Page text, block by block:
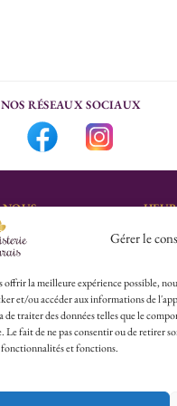
Gérer le
offrir la meilleure expérience possible,
et/ou accéder aux informations de
de traiter des données telles que le
Le fait de ne pas consentir ou de retirer
fonctionnalités et fonctions.
NOS RÉSEAUX SOCIAUX
:
Calvaire
Lu-Sa
Dim